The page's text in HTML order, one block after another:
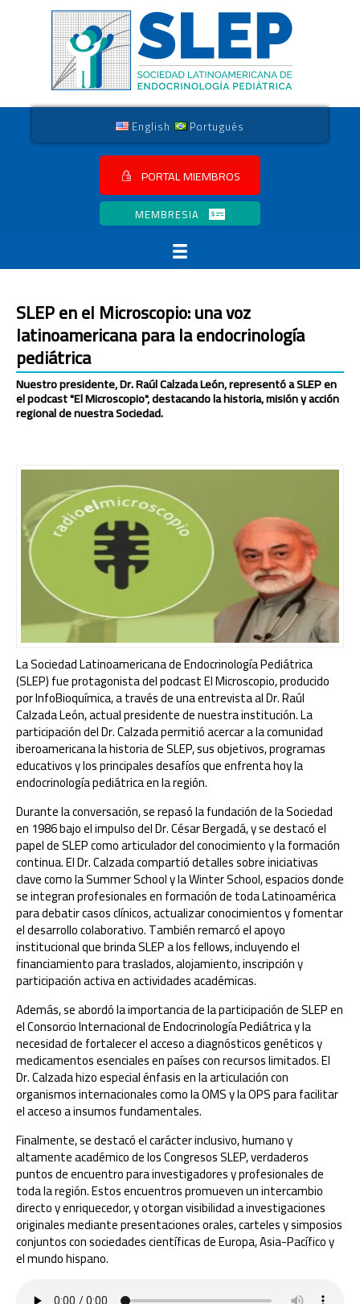
English Português
PORTAL MIEMBROS
MEMBRESIA
SLEP en el Microscopio: una voz
latinoamericana para la endocrinología
pediátrica
Nuestro presidente, Dr. Raúl Calzada León, representó a SLEP en
el podcast "El Microscopio", destacando la historia, misión y acción
regional de nuestra Sociedad.
La Sociedad Latinoamericana de Endocrinología Pediátrica
(SLEP) fue protagonista del podcast El Microscopio, producido
por InfoBioquímica, a través de una entrevista al Dr. Raúl
Calzada León, actual presidente de nuestra institución. La
participación del Dr. Calzada permitió acercar a la comunidad
iberoamericana la historia de SLEP, sus objetivos, programas
educativos y los principales desafíos que enfrenta hoy la
endocrinología pediátrica en la región.
Durante la conversación, se repasó la fundación de la Sociedad
en 1986 bajo el impulso del Dr. César Bergadá, y se destacó el
papel de SLEP como articulador del conocimiento y la formación
continua. El Dr. Calzada compartió detalles sobre iniciativas
clave como la Summer School y la Winter School, espacios donde
se integran profesionales en formación de toda Latinoamérica
para debatir casos clínicos, actualizar conocimientos y fomentar
el desarrollo colaborativo. También remarcó el apoyo
institucional que brinda SLEP a los fellows, incluyendo el
financiamiento para traslados, alojamiento, inscripción y
participación activa en actividades académicas.
Además, se abordó la importancia de la participación de SLEP en
el Consorcio Internacional de Endocrinología Pediátrica y la
necesidad de fortalecer el acceso a diagnósticos genéticos y
medicamentos esenciales en países con recursos limitados. El
Dr. Calzada hizo especial énfasis en la articulación con
organismos internacionales como la OMS y la OPS para facilitar
el acceso a insumos fundamentales.
Finalmente, se destacó el carácter inclusivo, humano y
altamente académico de los Congresos SLEP, verdaderos
puntos de encuentro para investigadores y profesionales de
toda la región. Estos encuentros promueven un intercambio
directo y enriquecedor, y otorgan visibilidad a investigaciones
originales mediante presentaciones orales, carteles y simposios
conjuntos con sociedades científicas de Europa, Asia-Pacífico y
el mundo hispano.